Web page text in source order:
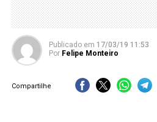
Publicado em 17/03/19 11:53
Por Felipe Monteiro
Compartilhe